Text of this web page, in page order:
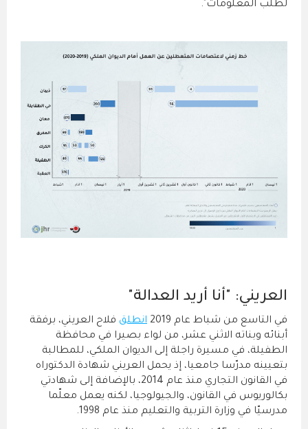
لطلب المعلومات".
العريني: "أنا أريد العدالة"
في التاسع من شباط عام 2019 انطلق فلاح العريني، برفقة
أبنائه وبناته الاثني عشر، من لواء بصيرا في محافظة
الطفيلة، في مسيرة راجلة إلى الديوان الملكي، للمطالبة
بتعيينه مدرّسا جامعيا، إذ يحمل العريني شهادة الدكتوراه
في القانون التجاري منذ عام 2014، بالإضافة إلى شهادتي
بكالوريوس في القانون، والجيولوجيا، لكنه يعمل معلّما
مدرسيّا في وزارة التربية والتعليم منذ عام 1998.